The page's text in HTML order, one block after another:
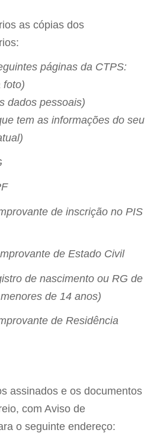
as cópias dos
páginas da CTPS:
foto)
dados pessoais)
tem as informações do seu
de inscrição no PIS
de Estado Civil
de nascimento ou RG de
de 14 anos)
de Residência
assinados e os documentos
com Aviso de
o seguinte endereço: